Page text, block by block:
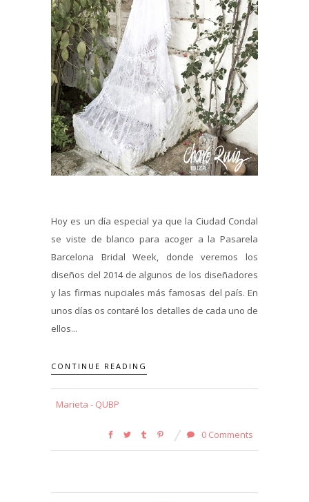
Hoy es un día especial ya que la Ciudad Condal
se viste de blanco para acoger a la Pasarela
Barcelona Bridal Week, donde veremos los
diseños del 2014 de algunos de los diseñadores
y las firmas nupciales más famosas del país. En
unos días os contaré los detalles de cada uno de
ellos...
CONTINUE READING
Marieta - QUBP
0 Comments